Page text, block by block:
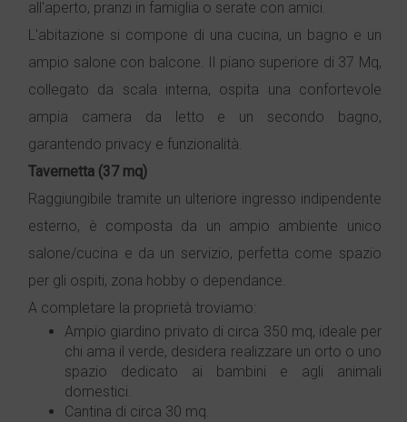
all'aperto, pranzi in famiglia o serate con amici.
L'abitazione si compone di una cucina, un bagno e un
ampio salone con balcone. Il piano superiore di 37 Mq,
collegato da scala interna, ospita una confortevole
ampia camera da letto e un secondo bagno,
garantendo privacy e funzionalità.
Tavernetta (37 mq)
Raggiungibile tramite un ulteriore ingresso indipendente
esterno, è composta da un ampio ambiente unico
salone/cucina e da un servizio, perfetta come spazio
per gli ospiti, zona hobby o dependance.
A completare la proprietà troviamo:
Ampio giardino privato di circa 350 mq, ideale per
chi ama il verde, desidera realizzare un orto o uno
spazio dedicato ai bambini e agli animali
domestici.
Cantina di circa 30 mq.